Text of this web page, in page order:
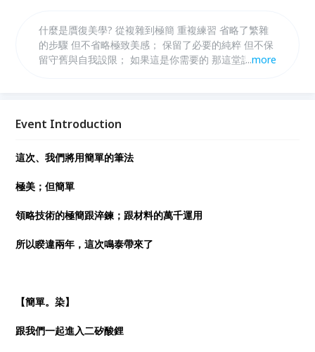
什麼是贋復美學? 從複雜到極簡 重複練習 省略了繁雜
的步驟 但不省略極致美感； 保留了必要的純粹 但不保
留守舊與自我設限； 如果這是你需要的 那這堂課 你務
...more
Event Introduction
這次、我們將用簡單的筆法
極美；但簡單
領略技術的極簡跟淬鍊；跟材料的萬千運用
所以睽違兩年，這次鳴泰帶來了
【簡單。染】
跟我們一起進入二矽酸鋰